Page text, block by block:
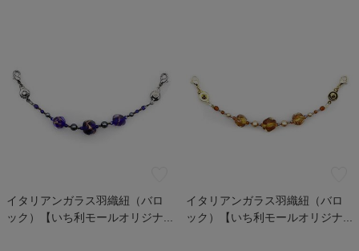
イタリアンガラス羽織紐（バロ
ック）【いち利モールオリジナ...
イタリアンガラス羽織紐（バロ
ック）【いち利モールオリジナ...